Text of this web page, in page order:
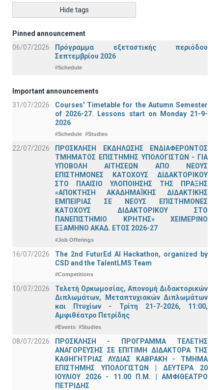
Hide tags
Pinned announcement
06/07/2026
Πρόγραμμα εξεταστικής περιόδου
Σεπτεμβρίου 2026
#Schedule
Important announcements
31/07/2026
Courses' Timetable for the Autumn Semester
of 2026-27. Lessons start on Monday 21-9-
2026
#Schedule #Studies
22/07/2026
ΠΡΟΣΚΛΗΣΗ ΕΚΔΗΛΩΣΗΣ ΕΝΔΙΑΦΕΡΟΝΤΟΣ
ΤΜΗΜΑΤΟΣ ΕΠΙΣΤΗΜΗΣ ΥΠΟΛΟΓΙΣΤΩΝ - ΓΙΑ
ΥΠΟΒΟΛΗ ΑΙΤΗΣΕΩΝ ΑΠΟ ΝΕΟΥΣ
ΕΠΙΣΤΗΜΟΝΕΣ ΚΑΤΟΧΟΥΣ ΔΙΔΑΚΤΟΡΙΚΟΥ
ΣΤΟ ΠΛΑΙΣΙΟ ΥΛΟΠΟΙΗΣΗΣ ΤΗΣ ΠΡΑΞΗΣ
«ΑΠΟΚΤΗΣΗ ΑΚΑΔΗΜΑΪΚΗΣ ΔΙΔΑΚΤΙΚΗΣ
ΕΜΠΕΙΡΙΑΣ ΣΕ ΝΕΟΥΣ ΕΠΙΣΤΗΜΟΝΕΣ
ΚΑΤΟΧΟΥΣ ΔΙΔΑΚΤΟΡΙΚΟΥ ΣΤΟ
ΠΑΝΕΠΙΣΤΗΜΙΟ ΚΡΗΤΗΣ» ΧΕΙΜΕΡΙΝΟ
ΕΞΑΜΗΝΟ ΑΚΑΔ. ΕΤΟΣ 2026-27
#Job Offerings
16/07/2026
The 2nd FuturEd AI Hackathon, organized by
CSD and the TalentLMS Team
#Competitions
10/07/2026
Τελετή Ορκωμοσίας, Απονομή Διδακτορικών
Διπλωμάτων, Μεταπτυχιακών Διπλωμάτων
και Πτυχίων - Τρίτη 21-7-2026, 11:00,
Αμφιθέατρο Πετρίδης
#Events #Studies
08/07/2026
ΠΡΟΣΚΛΗΣΗ - ΠΡΟΓΡΑΜΜΑ ΤΕΛΕΤΗΣ
ΑΝΑΓΟΡΕΥΣΗΣ ΣΕ ΕΠΙΤΙΜΗ ΔΙΔΑΚΤΟΡΑ ΤΗΣ
ΚΑΘΗΓΗΤΡΙΑΣ ΛΥΔΙΑΣ ΚΑΒΡΑΚΗ - ΤΜΗΜΑ
ΕΠΙΣΤΗΜΗΣ ΥΠΟΛΟΓΙΣΤΩΝ | ΔΕΥΤΕΡΑ 20
ΙΟΥΛΙΟΥ 2026 - 11.00 Π.Μ. | ΑΜΦΙΘΕΑΤΡΟ
ΠΕΤΡΙΔΗΣ